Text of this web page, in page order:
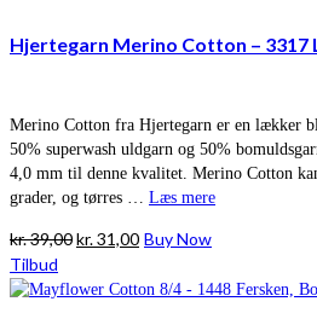
Hjertegarn Merino Cotton – 3317
Merino Cotton fra Hjertegarn er en lækker
50% superwash uldgarn og 50%
4,0 mm til denne kvalitet. Merino Cotton
grader, og tørres … Læs mere
kr.39,00Den
pris
kr.31,00Den
pris
Buy Now
Tilbud